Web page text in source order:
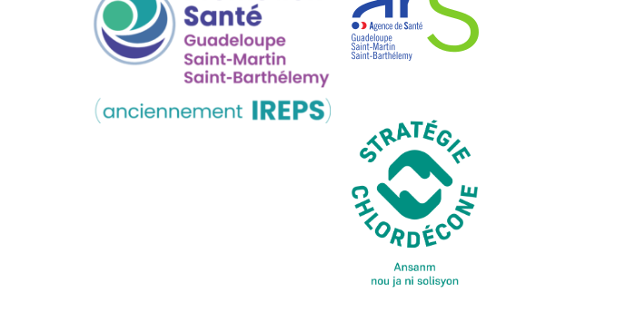
page